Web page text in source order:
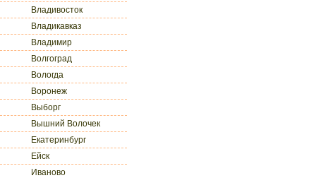
Владивосток
Владикавказ
Владимир
Волгоград
Вологда
Воронеж
Выборг
Вышний Волочек
Екатеринбург
Ейск
Иваново